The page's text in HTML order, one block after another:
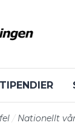
Nationellt